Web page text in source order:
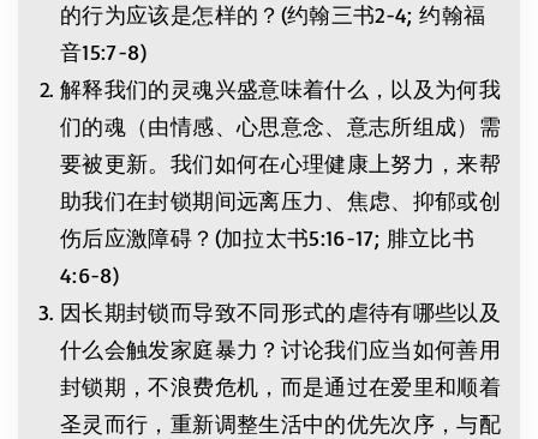
的行为应该是怎样的？(约翰三书2-4; 约翰福
音15:7-8)
解释我们的灵魂兴盛意味着什么，以及为何我
们的魂（由情感、心思意念、意志所组成）需
要被更新。我们如何在心理健康上努力，来帮
助我们在封锁期间远离压力、焦虑、抑郁或创
伤后应激障碍？(加拉太书5:16-17; 腓立比书
4:6-8)
因长期封锁而导致不同形式的虐待有哪些以及
什么会触发家庭暴力？讨论我们应当如何善用
封锁期，不浪费危机，而是通过在爱里和顺着
圣灵而行，重新调整生活中的优先次序，与配